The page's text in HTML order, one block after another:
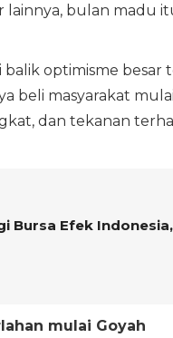
lainnya, bulan madu
optimisme besar
beli masyarakat
dan tekanan
Bursa Efek
mulai Goyah